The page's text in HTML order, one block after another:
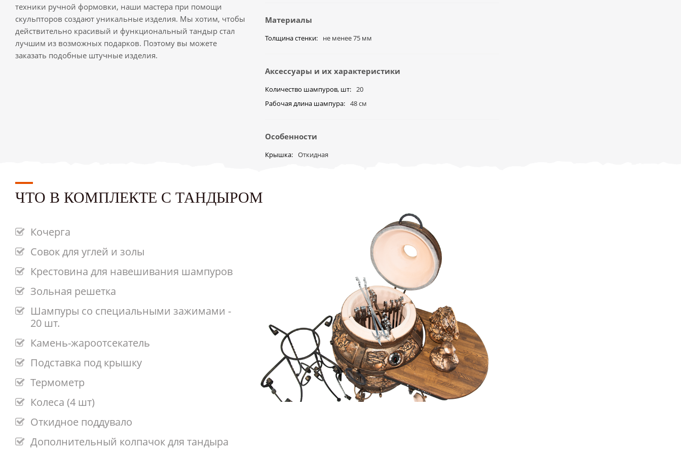
техники ручной формовки, наши мастера при помощи
скульпторов создают уникальные изделия. Мы хотим, чтобы
действительно красивый и функциональный тандыр стал
лучшим из возможных подарков. Поэтому вы можете
заказать подобные штучные изделия.
Материалы
Толщина стенки не менее 75 мм
Аксессуары и их характеристики
Количество шампуров, шт
20
Рабочая длина шампура
48 см
Особенности
Крышка Откидная
ЧТО В КОМПЛЕКТЕ С ТАНДЫРОМ
Кочерга
Совок для углей и золы
Крестовина для навешивания шампуров
Зольная решетка
Шампуры со специальными зажимами -
20 шт.
Камень-жароотсекатель
Подставка под крышку
Термометр
Колеса (4 шт)
Откидное поддувало
Дополнительный колпачок для тандыра